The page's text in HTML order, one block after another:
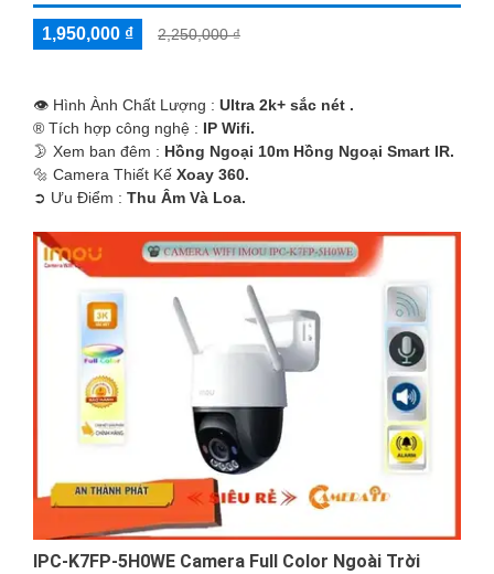
1,950,000 ₫ 2,250,000 ₫
👁 Hình Ành Chất Lượng : Ultra 2k+ sắc nét .
®️ Tích hợp công nghệ : IP Wifi.
🌛 Xem ban đêm : Hồng Ngoại 10m Hồng Ngoại Smart IR.
🔩 Camera Thiết Kế Xoay 360.
️➲ Ưu Điểm : Thu Âm Và Loa.
IPC-K7FP-5H0WE Camera Full Color Ngoài Trời